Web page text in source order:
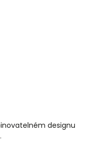
designu